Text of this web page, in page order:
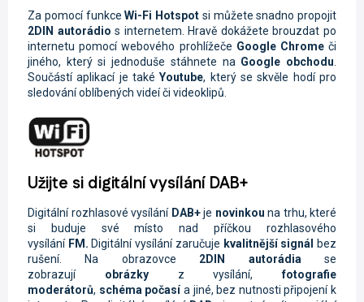
Za pomocí funkceWi-Fi Hotspot si můžete snadno propojit
2DIN autorádio s internetem. Hravě dokážete brouzdat po
internetu pomocí webového prohlížeče Google Chromeči
jiného, který si jednoduše stáhnete na Google obchodu
Součástí aplikací je takéYoutube, který se skvěle hodí pro
sledování oblíbených videí či videoklipů.
Užijte si digitální vysílání DAB+
Digitální rozhlasové vysílání DAB+je novinkou na trhu, které
si buduje své místo nad příčkou rozhlasového
vysílání FM. Digitální vysílání zaručuje kvalitnější signál
bez
rušení. Na obrazovce 2DIN autorádiase
zobrazují obrázkyz vysílání,fotografie
moderátorů, schéma počasía jiné, bez nutnosti připojení k